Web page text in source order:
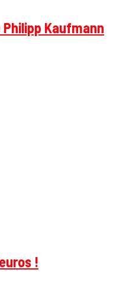
Kaufmann
!